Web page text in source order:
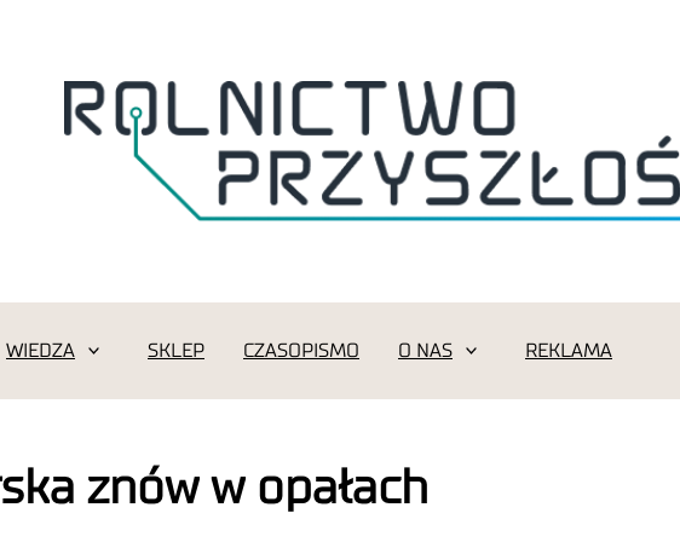
WIEDZA SKLEP CZASOPISMO O NAS REKLAMA
znów w opałach